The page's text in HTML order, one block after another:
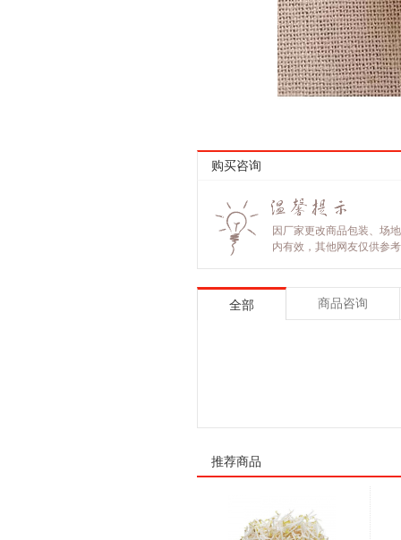
购买咨询
因厂家更改商品包装、场
内有效，其他网友仅供参
全部 商品咨询
推荐商品